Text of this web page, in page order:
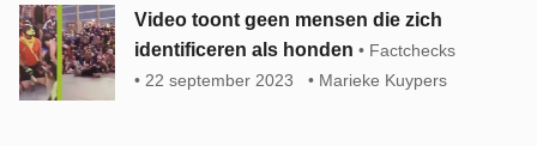
Video toont geen mensen die zich
identificeren als honden
Factchecks
22 september 2023
Marieke Kuypers